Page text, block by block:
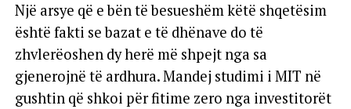
Një arsye që e bën të besueshëm këtë shqetësim
është fakti se bazat e të dhënave do të
zhvlerëoshen dy herë më shpejt nga sa
gjenerojnë të ardhura. Mandej studimi i MIT në
gushtin që shkoi për fitime zero nga investitorët